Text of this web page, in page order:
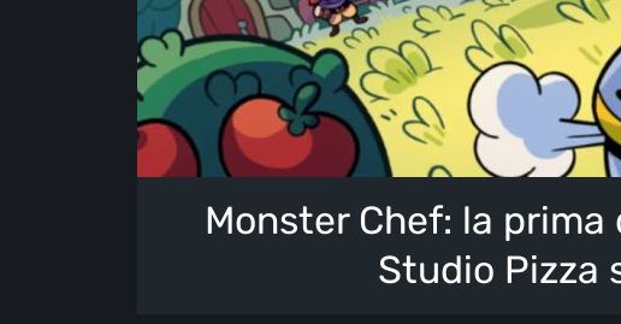
Monster Chef: la prima
Studio Pizza